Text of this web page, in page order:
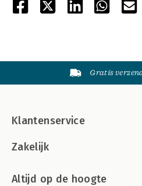
Gratis
Klantenservice
Zakelijk
Altijd op de hoogte